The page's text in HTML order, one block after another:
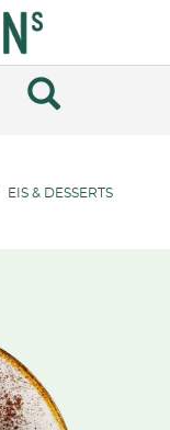
EIS & DESSERTS